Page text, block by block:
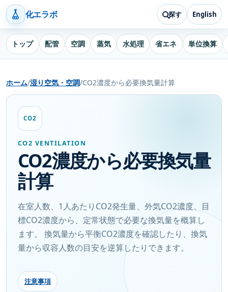
化エラボ 探す English
トップ 配管 空調 蒸気 水処理 省エネ 単位換算
ホーム/湿り空気・空調/CO2濃度から必要換気量計算
CO2
CO2 VENTILATION
CO2濃度から必要換気量
計算
在室人数、1人あたりCO2発生量、外気CO2濃度、目
標CO2濃度から、定常状態で必要な換気量を概算し
ます。 換気量から平衡CO2濃度を確認したり、換気
量から収容人数の目安を逆算したりできます。
注意事項